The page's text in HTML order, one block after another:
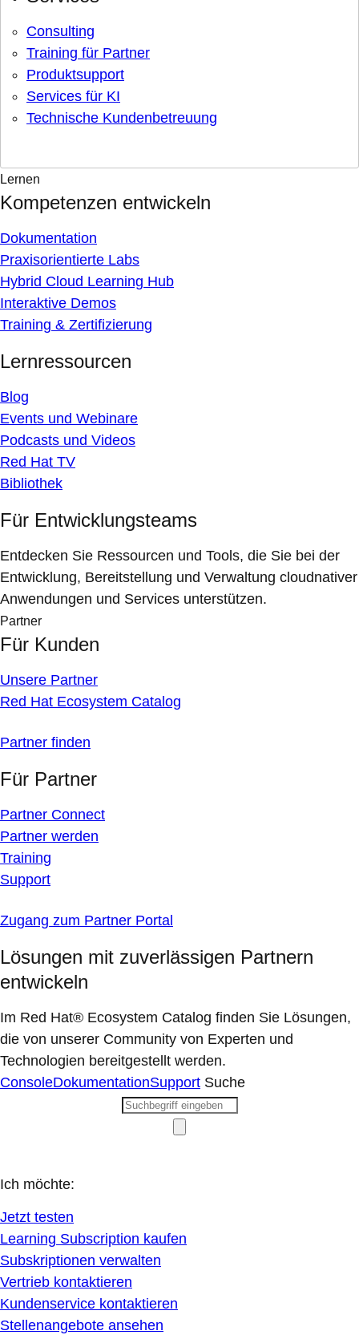
Consulting
Training für Partner
Produktsupport
Services für KI
Technische Kundenbetreuung
Lernen
Kompetenzen entwickeln
Dokumentation
Praxisorientierte Labs
Hybrid Cloud Learning Hub
Interaktive Demos
Training & Zertifizierung
Lernressourcen
Blog
Events und Webinare
Podcasts und Videos
Red Hat TV
Bibliothek
Für Entwicklungsteams
Entdecken Sie Ressourcen und Tools, die Sie bei der
Entwicklung, Bereitstellung und Verwaltung cloudnativer
Anwendungen und Services unterstützen.
Partner
Für Kunden
Unsere Partner
Red Hat Ecosystem Catalog
Partner finden
Für Partner
Partner Connect
Partner werden
Training
Support
Zugang zum Partner Portal
Lösungen mit zuverlässigen Partnern
entwickeln
Im Red Hat® Ecosystem Catalog finden Sie Lösungen,
die von unserer Community von Experten und
Technologien bereitgestellt werden.
ConsoleDokumentationSupport Suche
Ich möchte:
Jetzt testen
Learning Subscription kaufen
Subskriptionen verwalten
Vertrieb kontaktieren
Kundenservice kontaktieren
Stellenangebote ansehen